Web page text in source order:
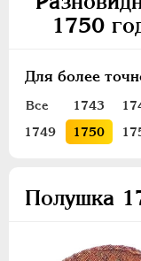
1750
Для более
Все 1743
1749
1750
Полушка
АННА
ЕЛИЗАВЕТА
Золото
Серебро
5 копеек
1 копейка